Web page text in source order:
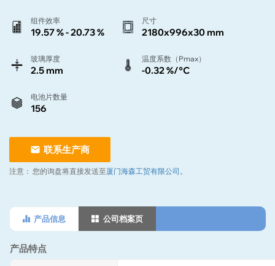
组件效率
19.57 % - 20.73 %
尺寸
2180x996x30 mm
玻璃厚度
2.5 mm
温度系数（Pmax）
-0.32 %/°C
电池片数量
156
联系生产商
注意： 您的询盘将直接发送至厦门海森工贸有限公司 。
产品信息 公司档案页
产品特点